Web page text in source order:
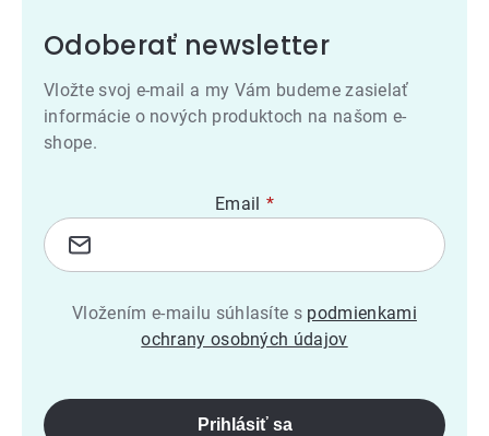
Odoberať newsletter
Vložte svoj e-mail a my Vám budeme zasielať
informácie o nových produktoch na našom e-
shope.
Email
Vložením e-mailu súhlasíte s podmienkami
ochrany osobných údajov
Prihlásiť sa